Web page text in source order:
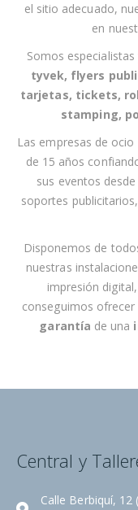
n
n
el sitio adecuado,
en
Somos
tyvek, flyers
tarjetas, tickets,
stamping,
Las empresas de ocio
de 15 años
sus eventos desde
soportes
Disponemos de
nuestras
impresión
conseguimos ofrecer
garantía de una
Central y
Calle Berbiquí, 12